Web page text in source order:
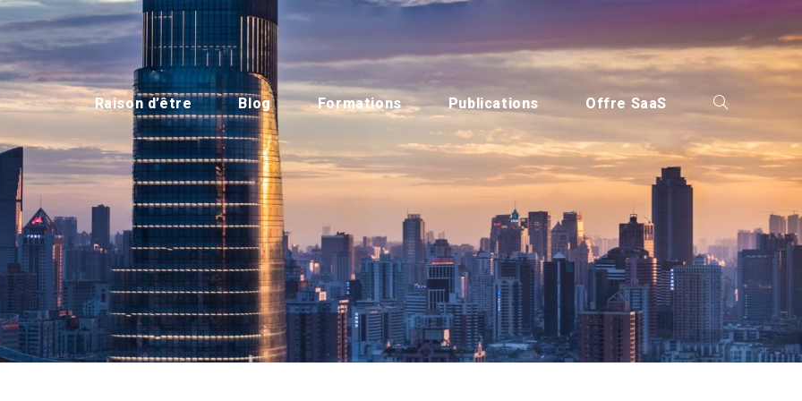
Raison d’être Blog Formations Publications Offre SaaS
Toggle
search